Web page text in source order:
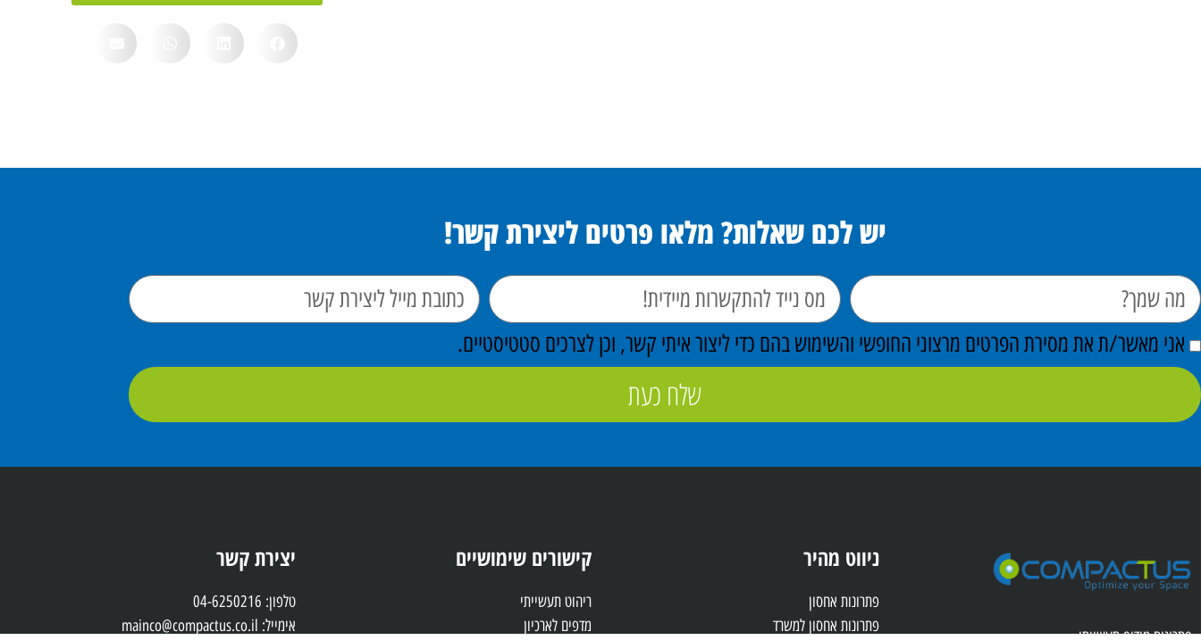
יש לכם שאלות? מלאו פרטים ליצירת קשר!
אני מאשר/ת את מסירת הפרטים מרצוני החופשי והשימוש בהם כדי ליצור איתי קשר, וכן לצרכים סטטיסטיים.
שלח כעת
פתרונות מידוף תעשייתי
ניווט מהיר
פתרונות אחסון
פתרונות אחסון למשרד
קישורים שימושיים
ריהוט תעשייתי
מדפים לארכיון
יצירת קשר
טלפון: 04-6250216
אימייל: mainco@compactus.co.il